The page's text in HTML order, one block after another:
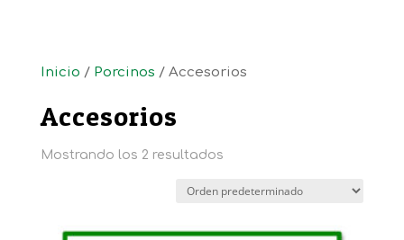
Inicio / Porcinos / Accesorios
Accesorios
Mostrando los 2 resultados